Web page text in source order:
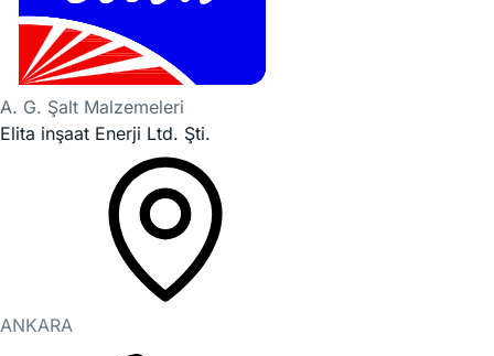
A. G. Şalt Malzemeleri
Elita inşaat Enerji Ltd. Şti.
ANKARA